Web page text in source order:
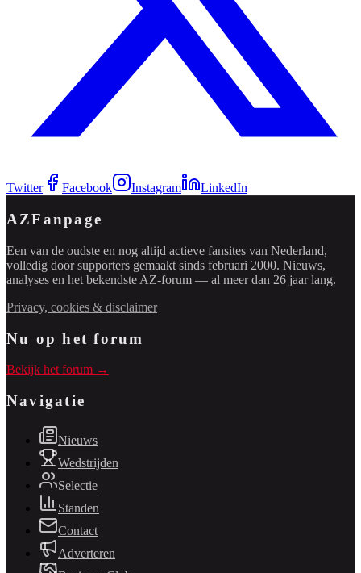
Twitter Facebook Instagram LinkedIn
AZFanpage
Een van de oudste en nog altijd actieve fansites van Nederland,
volledig door supporters gemaakt sinds februari 2000. Nieuws,
analyses en het bekendste AZ-forum — al meer dan 26 jaar lang.
Privacy, cookies & disclaimer
Nu op het forum
Bekijk het forum →
Navigatie
Nieuws
Wedstrijden
Selectie
Standen
Contact
Adverteren